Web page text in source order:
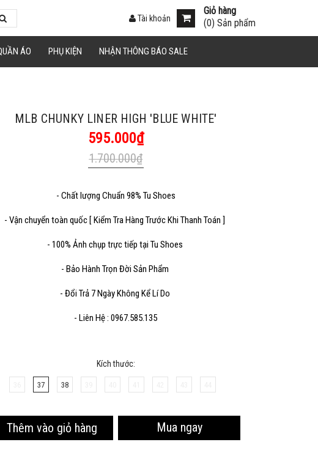
Giỏ hàng
(0) Sản phẩm
Tài khoản
ÁO PHỤ KIỆN NHẬN THÔNG BÁO SALE
MLB CHUNKY LINER HIGH 'BLUE WHITE'
595.000₫
1.700.000₫
- Chất lượng Chuẩn 98% Tu Shoes
- Vận chuyển toàn quốc [ Kiểm Tra Hàng Trước Khi Thanh Toán ]
- 100% Ảnh chụp trực tiếp tại Tu Shoes
- Bảo Hành Trọn Đời Sản Phẩm
- Đổi Trả 7 Ngày Không Kể Lí Do
- Liên Hệ : 0967.585.135
Kích thước:
37 38
Thêm vào giỏ hàng Mua ngay
thanh toán.
Sao chép
tiêu